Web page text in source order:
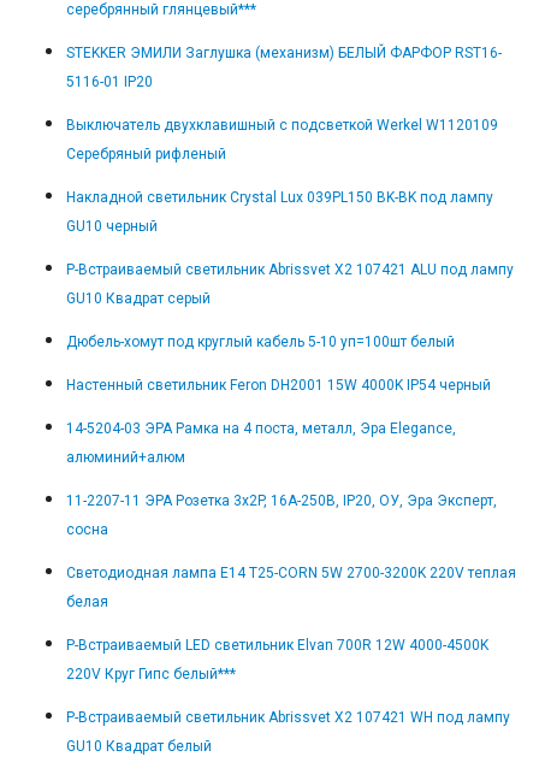
серебрянный глянцевый***
STEKKER ЭМИЛИ Заглушка (механизм) БЕЛЫЙ ФАРФОР RST16-
5116-01 IP20
Выключатель двухклавишный с подсветкой Werkel W1120109
Серебряный рифленый
Накладной светильник Crystal Lux 039PL150 BK-BK под лампу
GU10 черный
Р-Встраиваемый светильник Abrissvet X2 107421 ALU под лампу
GU10 Квадрат серый
Дюбель-хомут под круглый кабель 5-10 уп=100шт белый
Настенный светильник Feron DH2001 15W 4000K IP54 черный
14-5204-03 ЭРА Рамка на 4 поста, металл, Эра Elegance,
алюминий+алюм
11-2207-11 ЭРА Розетка 3х2P, 16A-250В, IP20, ОУ, Эра Эксперт,
сосна
Светодиодная лампа E14 T25-CORN 5W 2700-3200K 220V теплая
белая
Р-Встраиваемый LED светильник Elvan 700R 12W 4000-4500K
220V Круг Гипс белый***
Р-Встраиваемый светильник Abrissvet X2 107421 WH под лампу
GU10 Квадрат белый